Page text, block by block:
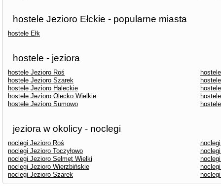
hostele Jezioro Ełckie - popularne miasta
hostele Ełk
hostele - jeziora
hostele Jezioro Roś
hostele Jezioro Szarek
hostele Jezioro Haleckie
hostele Jezioro Olecko Wielkie
hostele Jezioro Sumowo
jeziora w okolicy - noclegi
noclegi Jezioro Roś
noclegi Jezioro Toczyłowo
noclegi Jezioro Selmęt Wielki
noclegi Jezioro Wierzbińskie
noclegi Jezioro Szarek